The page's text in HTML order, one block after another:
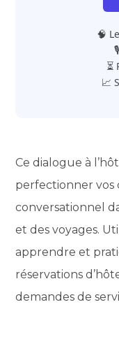
🧠
📈
Ce dialogue à
perfectionner vos
conversationnel
et des voyages.
apprendre et
réservations
demandes de